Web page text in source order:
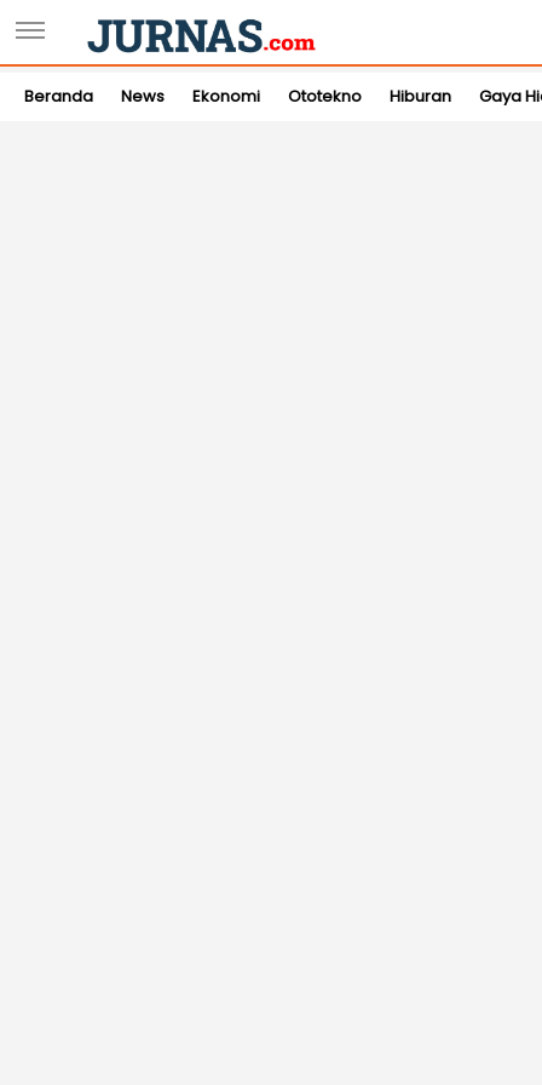
Beranda News Ekonomi Ototekno Hiburan Gaya